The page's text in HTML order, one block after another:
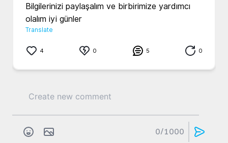
Bilgilerinizi paylaşalım ve birbirimize yardımcı
olalım iyi günler
Translate
4 0 5 0
0/1000